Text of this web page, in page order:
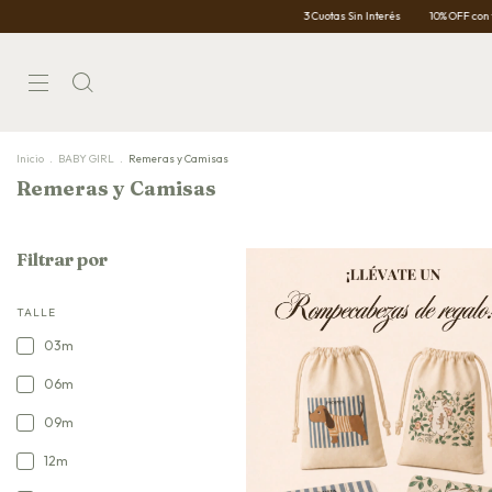
3 Cuotas Sin Interés 10% OFF con
Inicio . BABY GIRL . Remeras y Camisas
Remeras y Camisas
Filtrar por
TALLE
03m
06m
09m
12m